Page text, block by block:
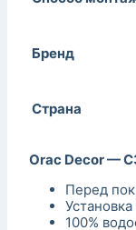
Бренд
Страна
Orac Decor —
Перед
100%